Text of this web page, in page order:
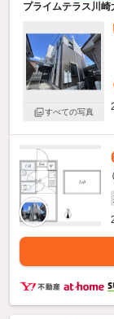
プライムテラス川
すべての写真